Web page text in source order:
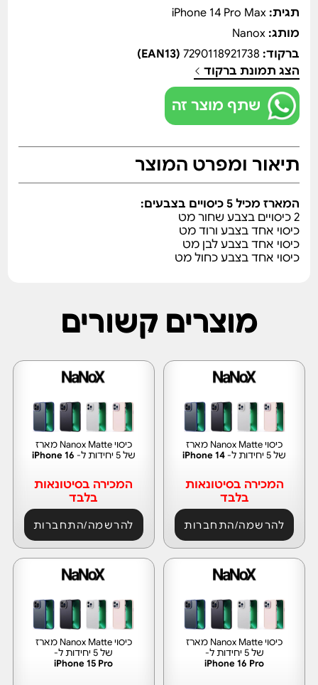
תגית:iPhone 14 Pro Max
מותג:Nanox
ברקוד: 7290118921738
(EAN13)
הצג תמונת ברקוד
שתף מוצר זה
תיאור ומפרט המוצר
המארז מכיל 5 כיסויים בצבעים:
2 כיסויים בצבע שחור מט
כיסוי אחד בצבע ורוד מט
כיסוי אחד בצבע לבן מט
כיסוי אחד בצבע כחול מט
מוצרים קשורים
כיסוי Nanox Matte מארז
של 5 יחידות ל-
iPhone 14
המכירה בסיטונאות
בלבד
להרשמה/התחברות
כיסוי Nanox Matte מארז
של 5 יחידות ל-
iPhone 16
המכירה בסיטונאות
בלבד
להרשמה/התחברות
כיסוי Nanox Matte מארז
של 5 יחידות ל-
iPhone 16 Pro
כיסוי Nanox Matte מארז
של 5 יחידות ל-
iPhone 15 Pro